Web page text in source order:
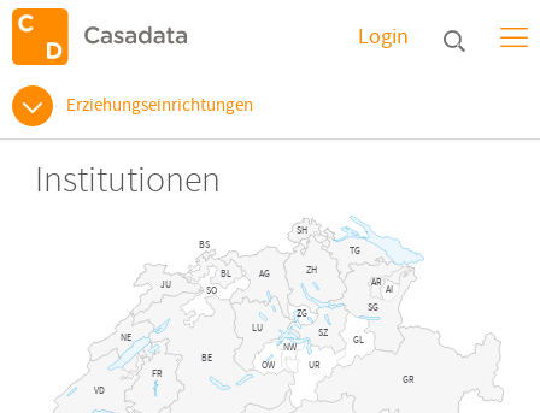
Login
Erziehungseinrichtungen
Institutionen
SH
ZH
ZG
BS
LU
BE
VD
FR
NE
GR
SO
BL AG
AR
AI
SZ
OW
SG
JU
TG
NW
GL
UR